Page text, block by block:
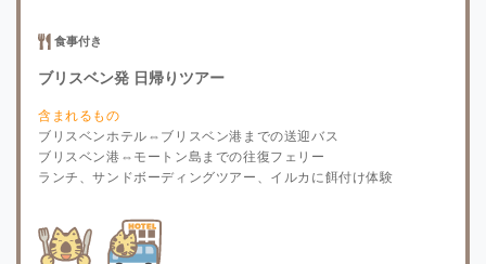
食事付き
ブリスベン発 日帰りツアー
含まれるもの
ブリスベンホテル⇔ブリスベン港までの送迎バス
ブリスベン港⇔モートン島までの往復フェリー
ランチ、サンドボーディングツアー、イルカに餌付け体験